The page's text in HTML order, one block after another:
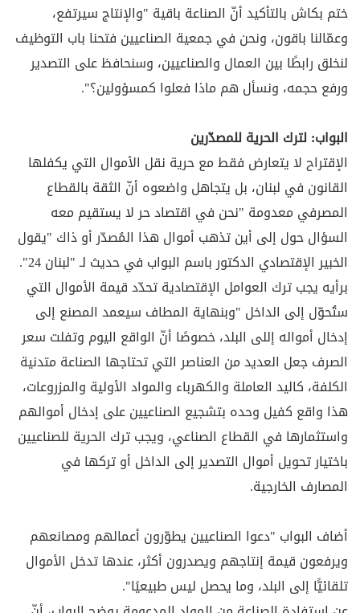
ختم بكاش بالتأكيد أنّ الصناعة باقية "والإنتاج سيرتفع،
وعمّالنا باقون، ونحن في جمعية الصناعيين فتحنا باب التوظيف
لنخلق رابطًا بين العمال والصناعيين، وسنحافظ على التصدير
ورفع حجمه، ونسأل هم ماذا فعلوا كمسؤولين؟".
البواب: لترك الحرية للمصدّرين
الإقتراح لا يتعارض فقط مع حرية نقل الأموال التي يكفلها
القانون في لبنان، بل يتجاهل واضعوه أنّ الثقة بالقطاع
المصرفي معدومة "نحن في اقتصاد حر لا يستقيم معه
السؤال حول إلى أين تذهب أموال هذا المُصدّر أو ذاك "يقول
الخبير الإقتصادي الدكتور باسم البواب في حديث لـ "لبنان 24".
برأيه يجب ترك العوامل الإقتصادية تحدّد قيمة الأموال التي
ستُحوّل إلى الداخل "وبنهاية المطاف سيعمد المصنع إلى
إدخال أمواله إللى البلد، خصوصًا أنّ الواقع اليوم وتفلت سعر
الصرف جعل العديد من العناصر التي تحتاجها الصناعة متدنية
الكلفة، كاليد العاملة والكهرباء والمواد الأولية والمزروعات،
هذا واقع كفيل وحده بتشجيع الصناعيين على إدخال أموالهم
واستثمارها في القطاع الصناعي، ويجب ترك الحرية للصناعيين
باختيار تحويل أموال التصدير إلى الداخل أو تركها في
المصارف الخارجية.
أضاف البواب "دعوا الصناعيين يطوّرون أعمالهم ومصانعهم
ويرفعون قيمة إنتاجهم ويصدرون أكثر، عندها تدخل الأموال
تلقائيًّا إلى البلد، وما يحصل ليس طبيعيًا".